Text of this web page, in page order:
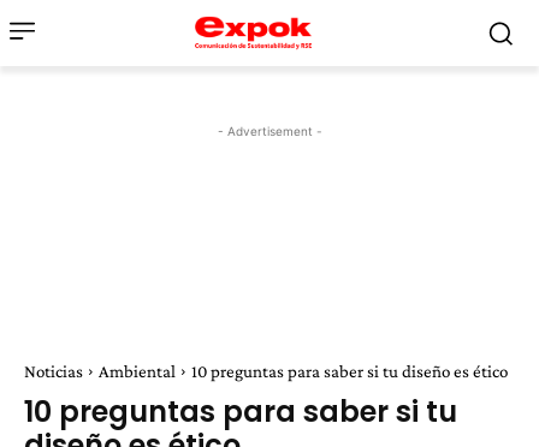
- Advertisement -
Noticias Ambiental 10 preguntas para saber si tu diseño es ético
10 preguntas para saber si tu